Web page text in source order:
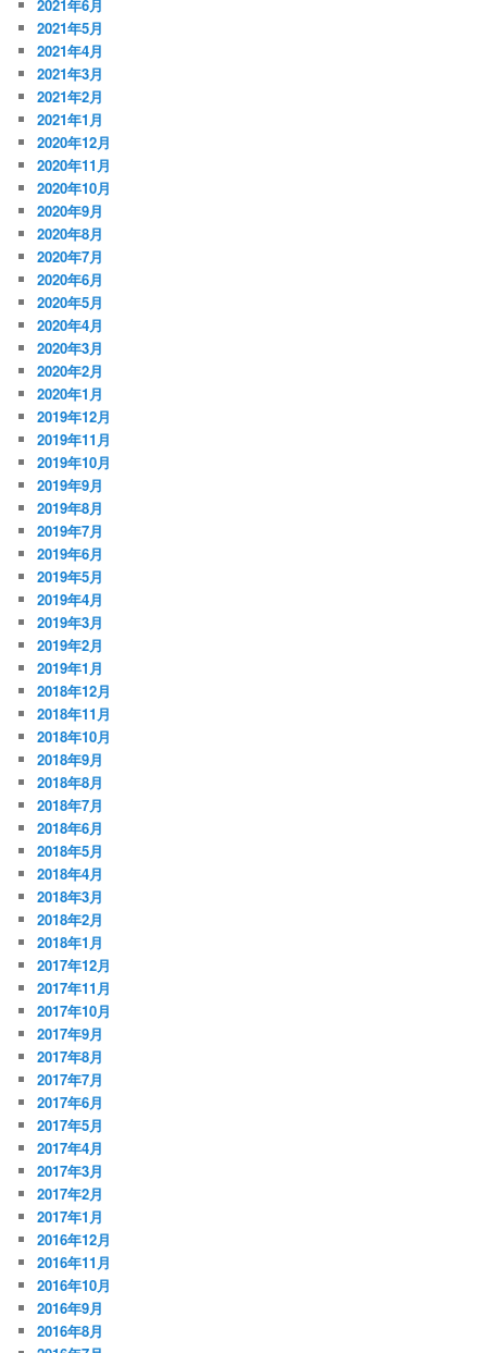
2021年6月
2021年5月
2021年4月
2021年3月
2021年2月
2021年1月
2020年12月
2020年11月
2020年10月
2020年9月
2020年8月
2020年7月
2020年6月
2020年5月
2020年4月
2020年3月
2020年2月
2020年1月
2019年12月
2019年11月
2019年10月
2019年9月
2019年8月
2019年7月
2019年6月
2019年5月
2019年4月
2019年3月
2019年2月
2019年1月
2018年12月
2018年11月
2018年10月
2018年9月
2018年8月
2018年7月
2018年6月
2018年5月
2018年4月
2018年3月
2018年2月
2018年1月
2017年12月
2017年11月
2017年10月
2017年9月
2017年8月
2017年7月
2017年6月
2017年5月
2017年4月
2017年3月
2017年2月
2017年1月
2016年12月
2016年11月
2016年10月
2016年9月
2016年8月